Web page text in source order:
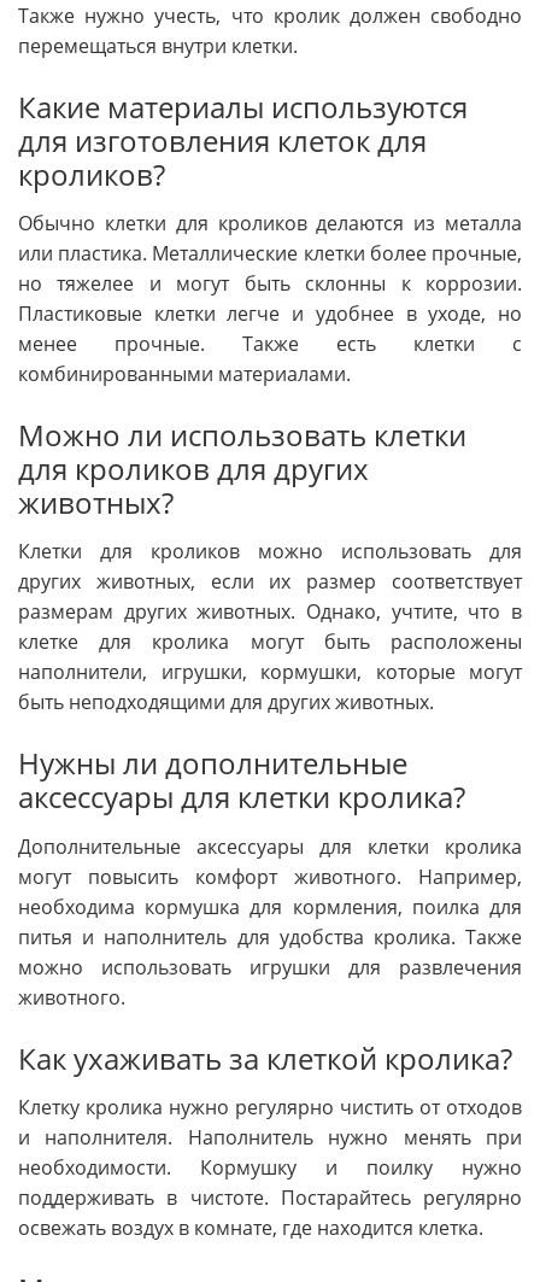
Также нужно учесть, что кролик должен свободно
перемещаться внутри клетки.
Какие материалы используются
для изготовления клеток для
кроликов?
Обычно клетки для кроликов делаются из металла
или пластика. Металлические клетки более прочные,
но тяжелее и могут быть склонны к коррозии.
Пластиковые клетки легче и удобнее в уходе, но
менее прочные. Также есть клетки с
комбинированными материалами.
Можно ли использовать клетки
для кроликов для других
животных?
Клетки для кроликов можно использовать для
других животных, если их размер соответствует
размерам других животных. Однако, учтите, что в
клетке для кролика могут быть расположены
наполнители, игрушки, кормушки, которые могут
быть неподходящими для других животных.
Нужны ли дополнительные
аксессуары для клетки кролика?
Дополнительные аксессуары для клетки кролика
могут повысить комфорт животного. Например,
необходима кормушка для кормления, поилка для
питья и наполнитель для удобства кролика. Также
можно использовать игрушки для развлечения
животного.
Как ухаживать за клеткой кролика?
Клетку кролика нужно регулярно чистить от отходов
и наполнителя. Наполнитель нужно менять при
необходимости. Кормушку и поилку нужно
поддерживать в чистоте. Постарайтесь регулярно
освежать воздух в комнате, где находится клетка.